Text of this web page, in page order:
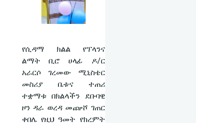
የሲዳማ ክልል የፕላንና
ልማት ቢሮ ሀላፊ ዶ/ር
አራርሶ ገረመው ሚኒስቴር
መስሪያ ቤቱና ተጠሪ
ተቋማቱ በክልላችን ደቡባዊ
ዞን ዳራ ወረዳ መጬሾ ገጠር
ቀበሌ የዚህ ዓመት የክረምት